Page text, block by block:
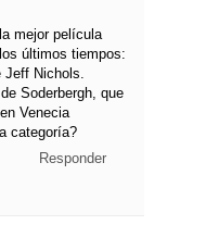
mejor película
últimos tiempos:
Jeff Nichols.
Soderbergh, que
Venecia
categoría?
Responder